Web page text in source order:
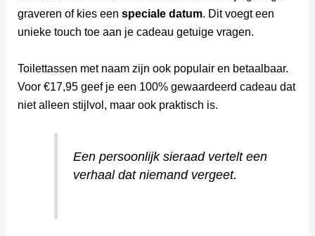
graveren of kies een speciale datum. Dit voegt een
unieke touch toe aan je cadeau getuige vragen.
Toilettassen met naam zijn ook populair en betaalbaar.
Voor €17,95 geef je een 100% gewaardeerd cadeau dat
niet alleen stijlvol, maar ook praktisch is.
Een persoonlijk sieraad vertelt een
verhaal dat niemand vergeet.